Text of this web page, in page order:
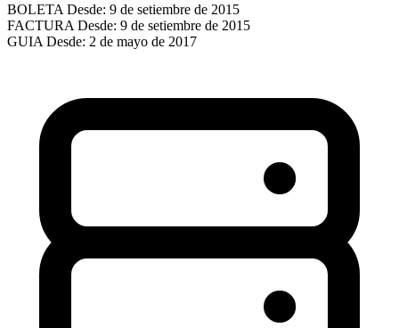
BOLETA Desde: 9 de setiembre de 2015
FACTURA Desde: 9 de setiembre de 2015
GUIA Desde: 2 de mayo de 2017